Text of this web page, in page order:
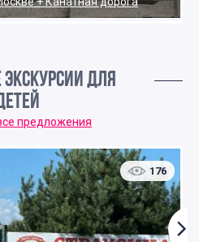
ДЛЯ
предложения
176